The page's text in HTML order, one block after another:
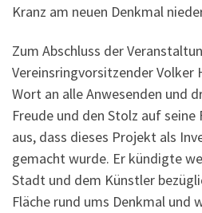
Kranz am neuen Denkmal
Zum Abschluss der
Vereinsringvorsitzender Volker
Wort an alle Anwesenden und
Freude und den Stolz auf
aus, dass dieses Projekt als
gemacht wurde. Er kündigte
Stadt und dem Künstler
Fläche rund ums Denkmal und